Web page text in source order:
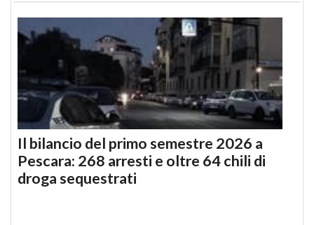
Il bilancio del primo semestre 2026 a
Pescara: 268 arresti e oltre 64 chili di
droga sequestrati